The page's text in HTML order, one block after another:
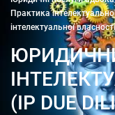
Практика
інтелектуальної
(IP DUE